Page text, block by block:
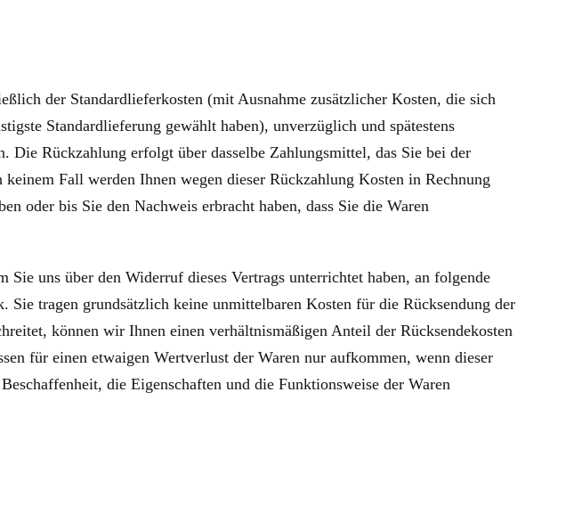
der Standardlieferkosten (mit Ausnahme zusätzlicher Kosten, die sich
Standardlieferung gewählt haben), unverzüglich und spätestens
Rückzahlung erfolgt über dasselbe Zahlungsmittel, das Sie bei der
Fall werden Ihnen wegen dieser Rückzahlung Kosten in Rechnung
oder bis Sie den Nachweis erbracht haben, dass Sie die Waren
uns über den Widerruf dieses Vertrags unterrichtet haben, an folgende
tragen grundsätzlich keine unmittelbaren Kosten für die Rücksendung der
können wir Ihnen einen verhältnismäßigen Anteil der Rücksendekosten
für einen etwaigen Wertverlust der Waren nur aufkommen, wenn dieser
die Eigenschaften und die Funktionsweise der Waren